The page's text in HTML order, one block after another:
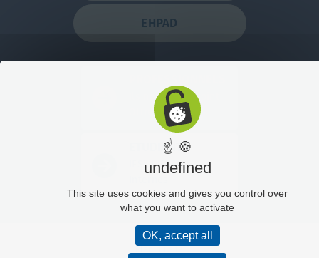
EHPAD
Ils nous ont rejoint
Offres d'emplois
ETUDIANTS
IFSI / IFAS
☝ 🍪
undefined
This site uses cookies and gives you control over
what you want to activate
OK, accept all